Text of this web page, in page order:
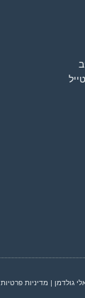
גולדמן | מדיניות פרטיות